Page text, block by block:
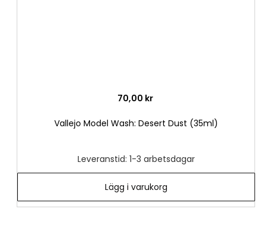
70,00 kr
Vallejo Model Wash: Desert Dust (35ml)
Leveranstid: 1-3 arbetsdagar
Lägg i varukorg